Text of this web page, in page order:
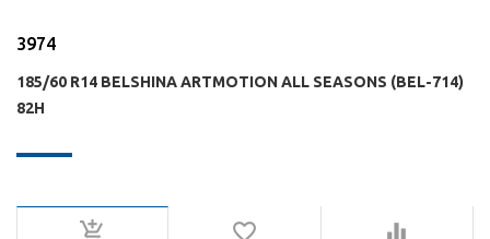
3974
185/60 R14 BELSHINA ARTMOTION ALL SEASONS (BEL-714)
82H